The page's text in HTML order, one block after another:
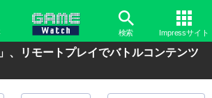
検索 Impressサイト
、リモートプレイでバトルコンテンツ